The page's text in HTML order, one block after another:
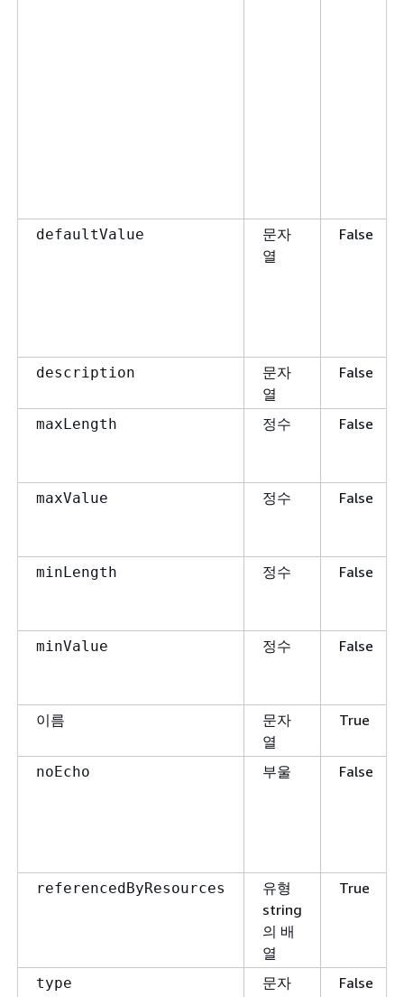
defaultValue
문자
열
False
description
문자
열
False
maxLength 정수 False
maxValue 정수 False
minLength 정수 False
minValue 정수 False
이름
문자
열
True
noEcho 부울 False
referencedByResources
유형
string
의 배
열
True
type
문자
False